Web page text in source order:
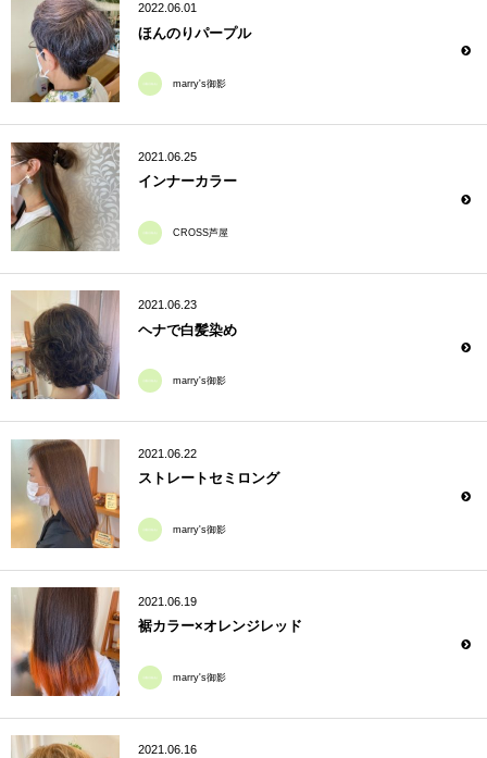
2022.06.01
ほんのりパープル
marry's御影
2021.06.25
インナーカラー
CROSS芦屋
2021.06.23
ヘナで白髪染め
marry's御影
2021.06.22
ストレートセミロング
marry's御影
2021.06.19
裾カラー×オレンジレッド
marry's御影
2021.06.16